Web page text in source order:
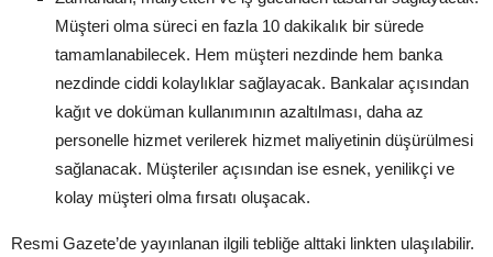
Müşteri olma süreci en fazla 10 dakikalık bir sürede
tamamlanabilecek. Hem müşteri nezdinde hem banka
nezdinde ciddi kolaylıklar sağlayacak. Bankalar açısından
kağıt ve doküman kullanımının azaltılması, daha az
personelle hizmet verilerek hizmet maliyetinin düşürülmesi
sağlanacak. Müşteriler açısından ise esnek, yenilikçi ve
kolay müşteri olma fırsatı oluşacak.
Resmi Gazete’de yayınlanan ilgili tebliğe alttaki linkten ulaşılabilir.